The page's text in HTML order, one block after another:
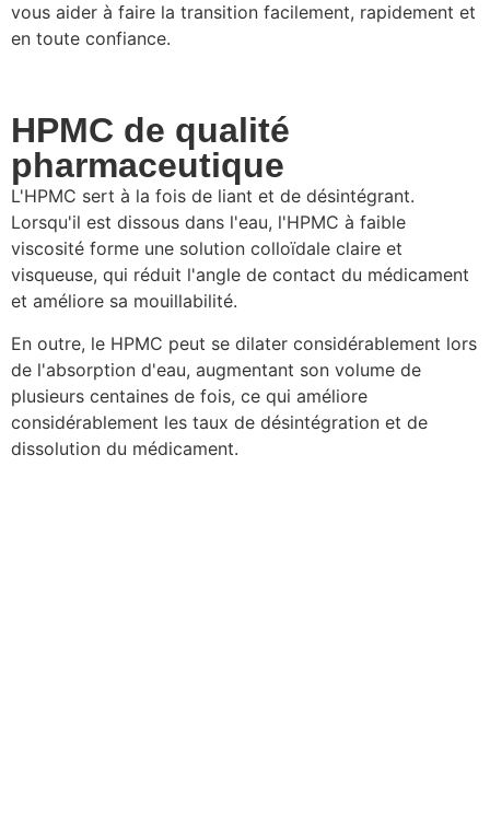
vous aider à faire la transition facilement, rapidement et
en toute confiance.
HPMC de qualité
pharmaceutique
L'HPMC sert à la fois de liant et de désintégrant.
Lorsqu'il est dissous dans l'eau, l'HPMC à faible
viscosité forme une solution colloïdale claire et
visqueuse, qui réduit l'angle de contact du médicament
et améliore sa mouillabilité.
En outre, le HPMC peut se dilater considérablement lors
de l'absorption d'eau, augmentant son volume de
plusieurs centaines de fois, ce qui améliore
considérablement les taux de désintégration et de
dissolution du médicament.